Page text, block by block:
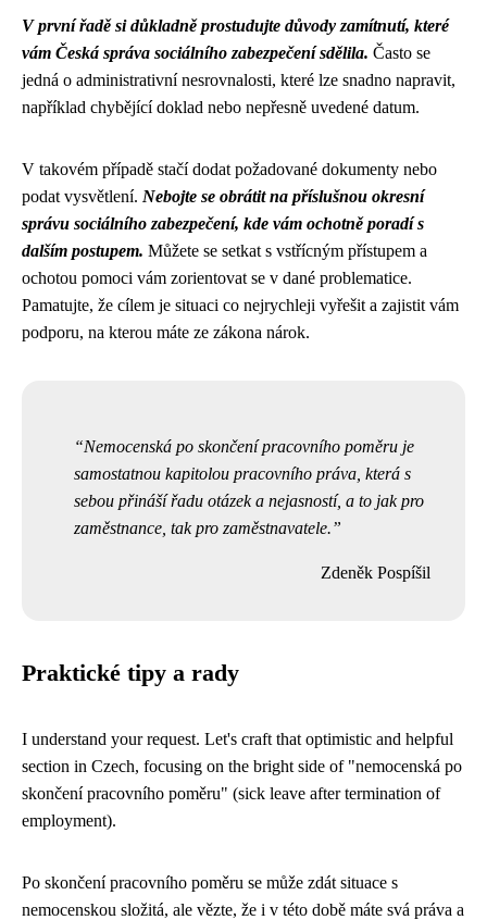
V první řadě si důkladně prostudujte důvody zamítnutí, které
vám Česká správa sociálního zabezpečení sdělila. Často se
jedná o administrativní nesrovnalosti, které lze snadno napravit,
například chybějící doklad nebo nepřesně uvedené datum.
V takovém případě stačí dodat požadované dokumenty nebo
podat vysvětlení. Nebojte se obrátit na příslušnou okresní
správu sociálního zabezpečení, kde vám ochotně poradí s
dalším postupem. Můžete se setkat s vstřícným přístupem a
ochotou pomoci vám zorientovat se v dané problematice.
Pamatujte, že cílem je situaci co nejrychleji vyřešit a zajistit vám
podporu, na kterou máte ze zákona nárok.
Nemocenská po skončení pracovního poměru je
samostatnou kapitolou pracovního práva, která s
sebou přináší řadu otázek a nejasností, a to jak pro
zaměstnance, tak pro zaměstnavatele.
Zdeněk Pospíšil
Praktické tipy a rady
I understand your request. Let's craft that optimistic and helpful
section in Czech, focusing on the bright side of "nemocenská po
skončení pracovního poměru" (sick leave after termination of
employment).
Po skončení pracovního poměru se může zdát situace s
nemocenskou složitá, ale vězte, že i v této době máte svá práva a